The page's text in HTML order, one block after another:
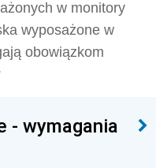
w monitory
wyposażone w
obowiązkom
- wymagania